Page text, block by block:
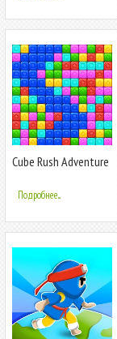
Cube Rush Adventure
Подробнее...